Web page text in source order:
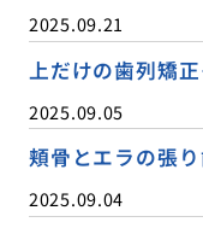
2025.09.21
上だけの歯列矯
2025.09.05
頬骨とエラの張
2025.09.04